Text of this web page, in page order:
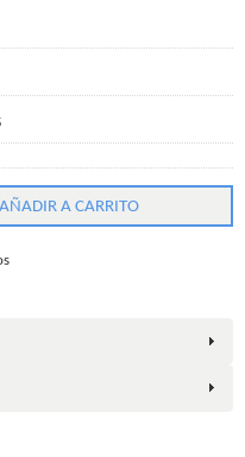
AÑADIR A CARRITO